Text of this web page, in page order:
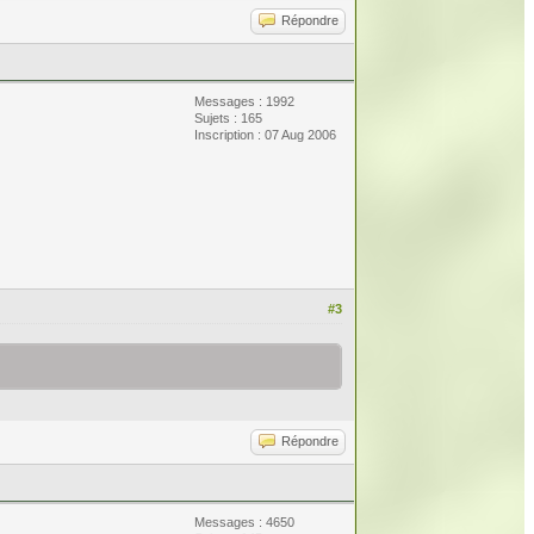
Répondre
Messages : 1992
Sujets : 165
Inscription : 07 Aug 2006
#3
Répondre
Messages : 4650